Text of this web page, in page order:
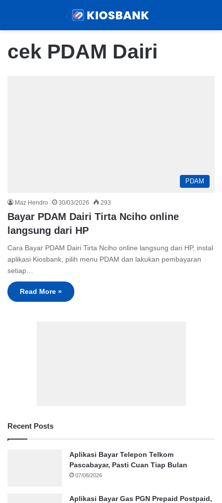
cek PDAM Dairi
PDAM
Maz Hendro 30/03/2026 293
Bayar PDAM Dairi Tirta Nciho online
langsung dari HP
Cara Bayar PDAM Dairi Tirta Nciho online langsung dari HP, instal
aplikasi Kiosbank, pilih menu PDAM dan lakukan pembayaran
setiap…
Read More »
Recent Posts
Aplikasi Bayar Telepon Telkom
Pascabayar, Pasti Cuan Tiap Bulan
07/08/2026
Aplikasi Bayar Gas PGN Prepaid Postpaid,